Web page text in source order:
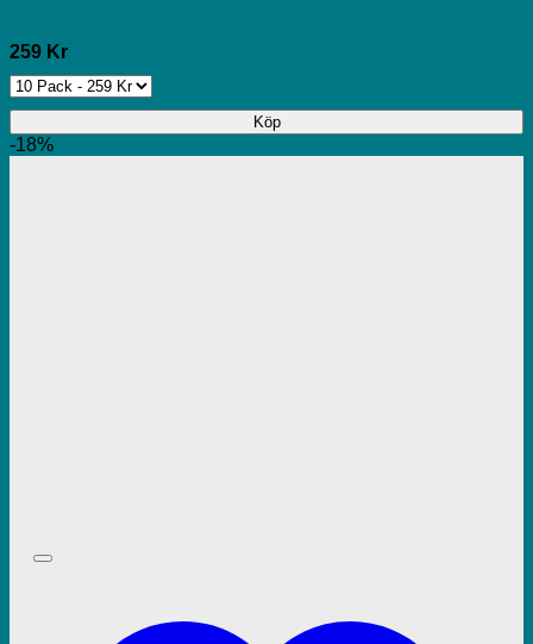
259 Kr
Köp
-18%